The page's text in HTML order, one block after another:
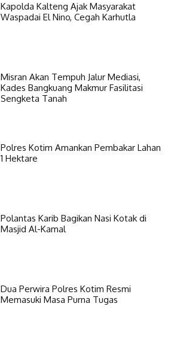
Kapolda Kalteng Ajak Masyarakat
Waspadai El Nino, Cegah Karhutla
Misran Akan Tempuh Jalur Mediasi,
Kades Bangkuang Makmur Fasilitasi
Sengketa Tanah
Polres Kotim Amankan Pembakar Lahan
1 Hektare
Polantas Karib Bagikan Nasi Kotak di
Masjid Al-Kamal
Dua Perwira Polres Kotim Resmi
Memasuki Masa Purna Tugas